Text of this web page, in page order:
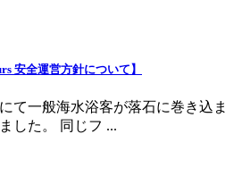
安全運営方針について】
て一般海水浴客が落石に巻き込ま
した。 同じフ ...